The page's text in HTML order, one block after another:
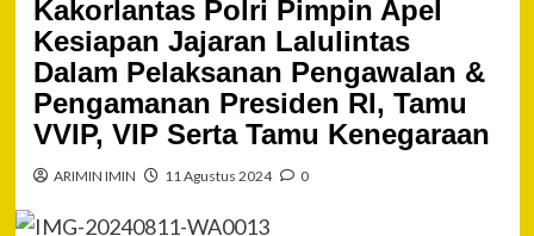
Kakorlantas Polri Pimpin Apel
Kesiapan Jajaran Lalulintas
Dalam Pelaksanan Pengawalan &
Pengamanan Presiden RI, Tamu
VVIP, VIP Serta Tamu Kenegaraan
ARIMIN IMIN 11 Agustus 2024 0